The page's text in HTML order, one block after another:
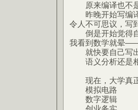
原来编译也不是
昨晚开始写编译
令人不可思议，写
倒是开始觉得
我看到数学就晕
就快要自己写出
语义分析还是
现在，大学真正
模拟电路
数字逻辑